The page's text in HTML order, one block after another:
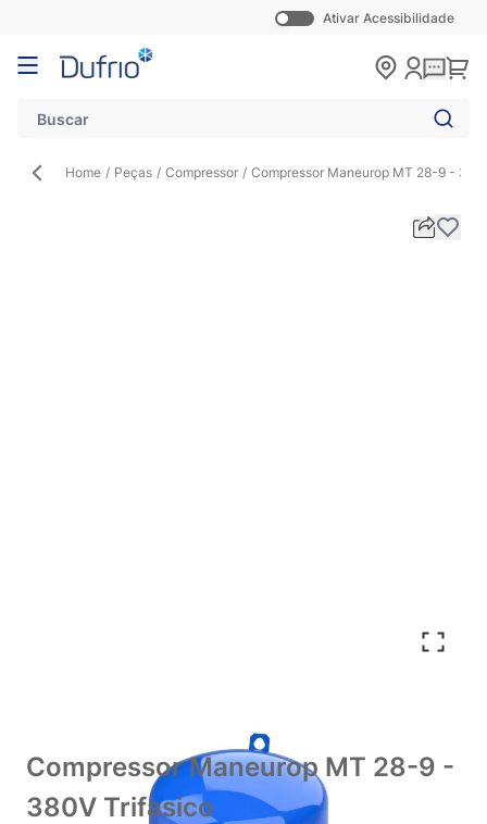
Ativar Acessibilidade
Pular para o conteúdo
Home / Peças / Compressor / Compressor Maneurop MT 28-9 -
Compressor Maneurop MT 28-9 -
380V Trifasico